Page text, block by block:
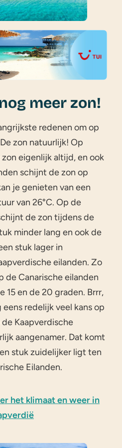
meer zon!
redenen om op
zon natuurlijk! Op
eigenlijk altijd, en ook
schijnt de zon op
je genieten van een
van 26°C. Op de
de zon tijdens de
minder lang en ook de
stuk lager in
eilanden. Zo
de Canarische eilanden
15 en de 20 graden. Brrr,
redelijk veel kans op
Kaapverdische
aangenamer. Dat komt
stuk zuidelijker ligt ten
Eilanden.
het klimaat en weer in